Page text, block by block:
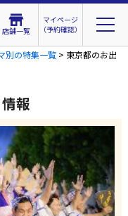
店舗一覧
マイページ
（予約確認）
別の特集一覧 > 東京都のお出
報